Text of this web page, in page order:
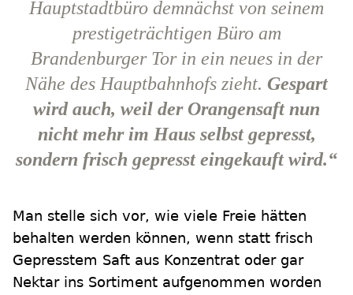
Hauptstadtbüro demnächst von seinem
prestigeträchtigen Büro am
Brandenburger Tor in ein neues in der
Nähe des Hauptbahnhofs zieht. Gespart
wird auch, weil der Orangensaft nun
nicht mehr im Haus selbst gepresst,
sondern frisch gepresst eingekauft wird.“
Man stelle sich vor, wie viele Freie hätten
behalten werden können, wenn statt frisch
Gepresstem Saft aus Konzentrat oder gar
Nektar ins Sortiment aufgenommen worden